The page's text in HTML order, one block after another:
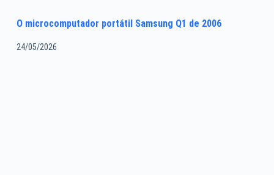
O microcomputador portátil Samsung Q1 de 2006
24/05/2026